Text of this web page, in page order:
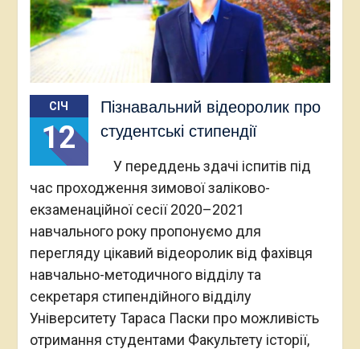
СІЧ
12
Пізнавальний відеоролик про
студентські стипендії
У переддень здачі іспитів під
час проходження зимової заліково-
екзаменаційної сесії 2020–2021
навчального року пропонуємо для
перегляду цікавий відеоролик від фахівця
навчально-методичного відділу та
секретаря стипендійного відділу
Університету Тараса Паски про можливість
отримання студентами Факультету історії,